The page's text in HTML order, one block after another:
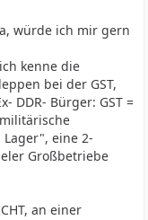
AM erzeugt,
wird und die
Treiberstufe
Signal drin. Eine
beliebigen Stufe
würde ich mir gern
kenne die
bei der GST,
DDR- Bürger: GST =
Lager", eine 2-
Großbetriebe
an einer